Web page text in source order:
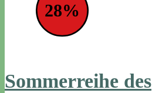
28%
Sommerreihe des